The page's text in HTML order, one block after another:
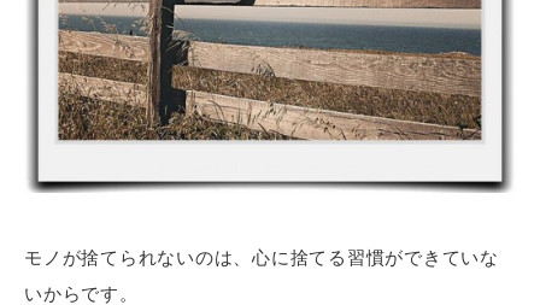
モノが捨てられないのは、心に捨てる習慣ができていな
いからです。